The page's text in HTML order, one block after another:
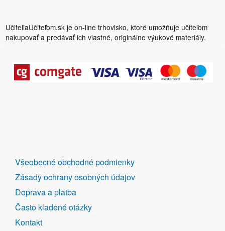
UčiteliaUčiteľom.sk je on-line trhovisko, ktoré umožňuje učiteľom
nakupovať a predávať ich vlastné, originálne výukové materiály.
DALŠÍ
ODKAZY
Všeobecné obchodné podmienky
Zásady ochrany osobných údajov
Doprava a platba
Často kladené otázky
Kontakt